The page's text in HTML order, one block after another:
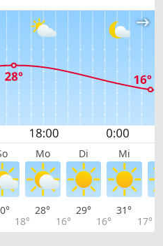
Mo Di Mi
18°
28°
16°
29°
16°
31°
17°